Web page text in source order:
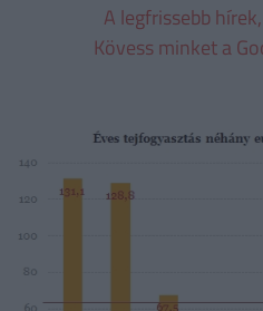
A legfrissebb
Kövess minket a